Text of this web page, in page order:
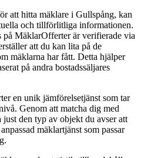
att hitta mäklare i Gullspång, kan
och tillförlitliga informationen.
MäklarOfferter är verifierade via
att du kan lita på de
mäklarna har fått. Detta hjälper
på andra bostadssäljares
en unik jämförelsetjänst som tar
Genom att matcha dig med
just den typ av objekt du avser att
mäklartjänst som passar